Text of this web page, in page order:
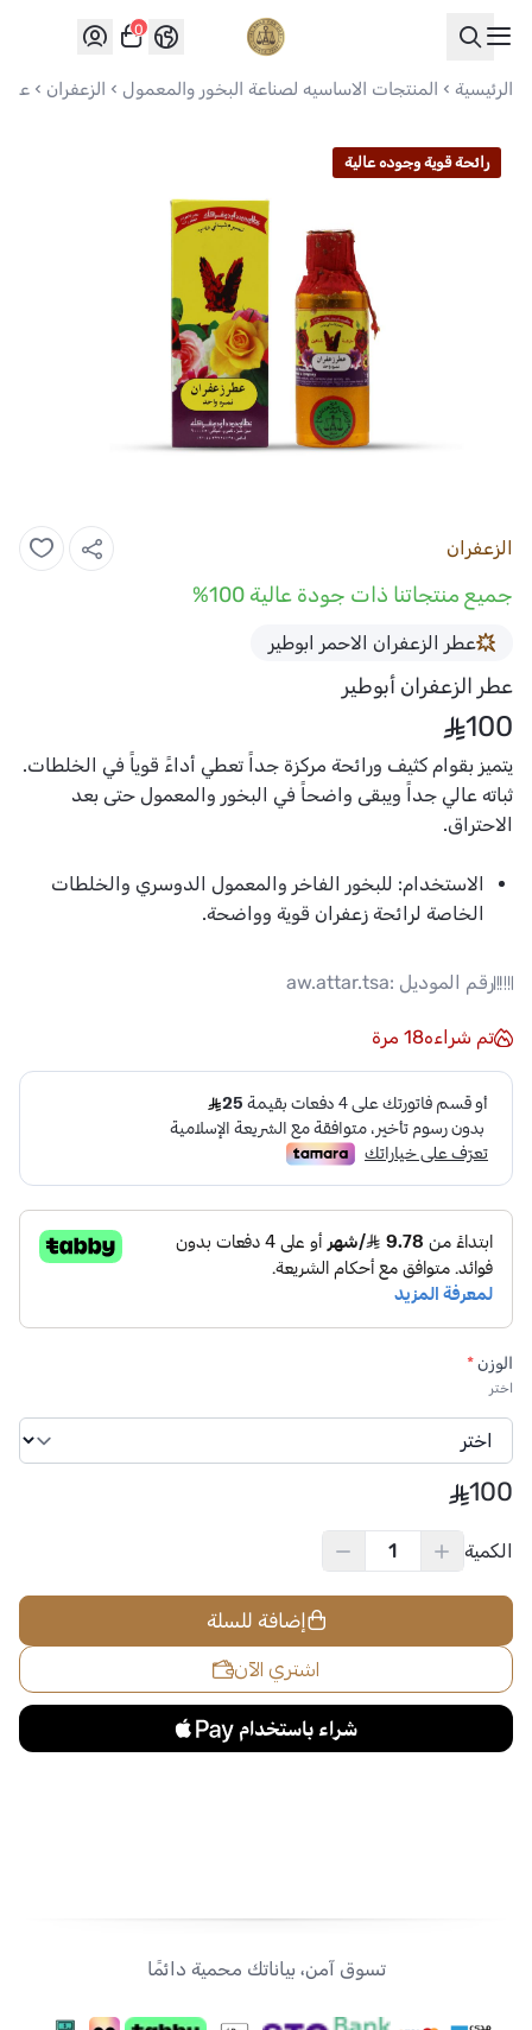
العواد للعود
0
الرئيسية المنتجات الاساسيه لصناعة البخور والمعمول الزعفران عطر الزعفران أبوطير
رائحة قوية وجوده عالية
الزعفران
جميع منتجاتنا ذات جودة عالية 100%
عطر الزعفران الاحمر ابوطير
عطر الزعفران أبوطير
100
يتميز بقوام كثيف ورائحة مركزة جداً تعطي أداءً قوياً في الخلطات.
ثباته عالي جداً ويبقى واضحاً في البخور والمعمول حتى بعد
الاحتراق.
الاستخدام: للبخور الفاخر والمعمول الدوسري والخلطات
الخاصة لرائحة زعفران قوية وواضحة.
رقم الموديل :aw.attar.tsa
تم شراءه18 مرة
الوزن*
اختر
100
الكمية
إضافة للسلة
اشتري الآن
تسوق آمن، بياناتك محمية دائمًا